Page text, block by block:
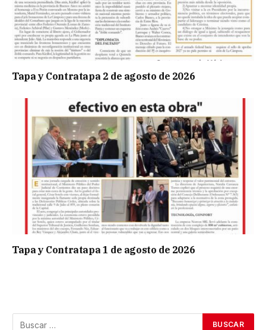
Tapa y Contratapa 2 de agosto de 2026
Tapa y Contratapa 1 de agosto de 2026